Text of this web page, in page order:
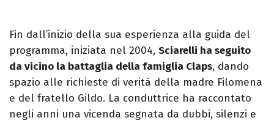
Fin dall’inizio della sua esperienza alla guida del
programma, iniziata nel 2004, Sciarelli ha seguito
da vicino la battaglia della famiglia Claps, dando
spazio alle richieste di verità della madre Filomena
e del fratello Gildo. La conduttrice ha raccontato
negli anni una vicenda segnata da dubbi, silenzi e